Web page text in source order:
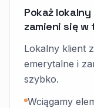
Pokaż
zamieni się
Lokalny klient
emerytalne i
szybko.
Wciągamy